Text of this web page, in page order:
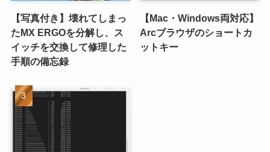
【写真付き】壊れてしまっ
たMX ERGOを分解し、ス
イッチを交換して修理した
手順の備忘録
【Mac・Windows両対応】
Arcブラウザのショートカ
ットキー